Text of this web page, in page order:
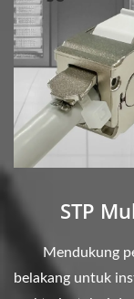
STP
Mendukung
belakang untuk